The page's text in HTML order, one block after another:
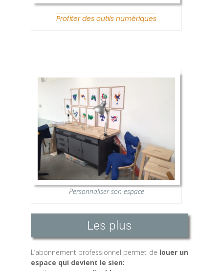
Profiter des outils numériques
Personnaliser son espace
Les plus
L’abonnement professionnel permet de louer un
espace qui devient le sien: